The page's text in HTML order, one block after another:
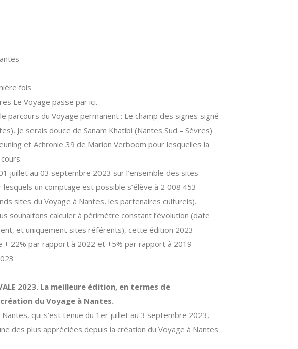
fois
Le Voyage passe par ici.
parcours du Voyage permanent : Le champ des signes signé
Je serais douce de Sanam Khatibi (Nantes Sud – Sèvres)
et Achronie 39 de Marion Verboom pour lesquelles la
juillet au 03 septembre 2023 sur l’ensemble des sites
un comptage est possible s’élève à 2 008 453
sites du Voyage à Nantes, les partenaires culturels).
souhaitons calculer à périmètre constant l’évolution (date
et uniquement sites référents), cette édition 2023
+ 22% par rapport à 2022 et +5% par rapport à 2019
2023. La meilleure édition, en termes de
du Voyage à Nantes.
qui s’est tenue du 1er juillet au 3 septembre 2023,
des plus appréciées depuis la création du Voyage à Nantes